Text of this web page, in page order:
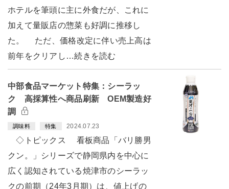
ホテルを筆頭に主に外食だが、これに
加えて量販店の惣菜も好調に推移し
た。 ただ、価格改定に伴い売上高は
前年をクリアし…続きを読む
中部食品マーケット特集：シーラッ
ク 高採算性へ商品刷新 OEM製造好
調
調味料 特集 2024.07.23
◇トピックス 看板商品「バリ勝男
クン。」シリーズで静岡県内を中心に
広く認知されている焼津市のシーラッ
クの前期（24年3月期）は、値上げの